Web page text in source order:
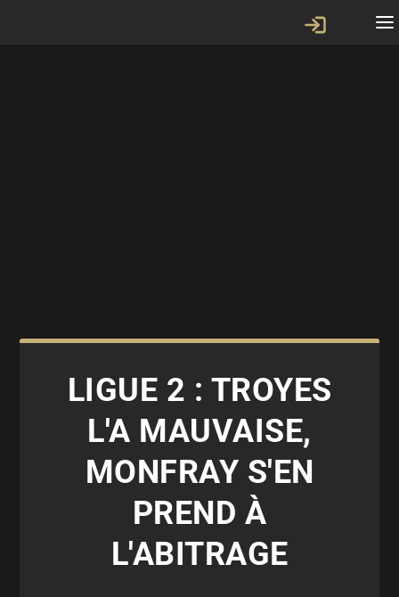
LIGUE 2 : TROYES
L'A MAUVAISE,
MONFRAY S'EN
PREND À
L'ABITRAGE